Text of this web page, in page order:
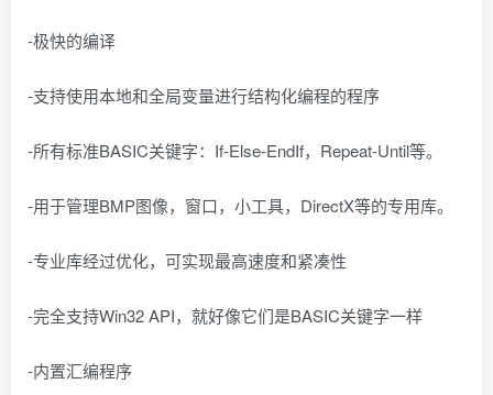
-极快的编译
-支持使用本地和全局变量进行结构化编程的程序
-所有标准BASIC关键字：If-Else-EndIf，Repeat-Until等。
-用于管理BMP图像，窗口，小工具，DirectX等的专用库。
-专业库经过优化，可实现最高速度和紧凑性
-完全支持Win32 API，就好像它们是BASIC关键字一样
-内置汇编程序